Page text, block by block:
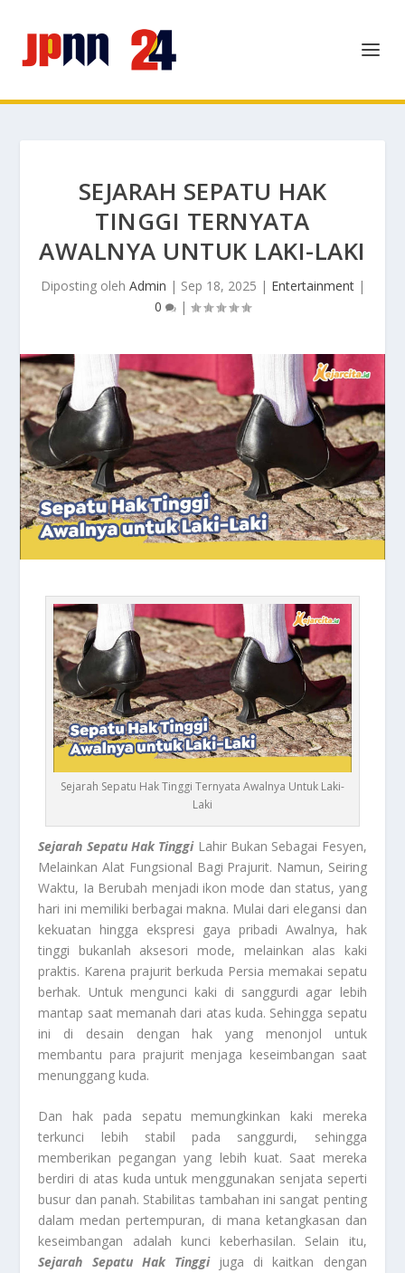
SEJARAH SEPATU HAK
TINGGI TERNYATA
AWALNYA UNTUK LAKI-LAKI
Diposting oleh Admin | Sep 18, 2025 | Entertainment|
0
|
Sejarah Sepatu Hak Tinggi Ternyata Awalnya Untuk Laki-
Laki
Sejarah Sepatu Hak TinggiLahir Bukan Sebagai Fesyen,
Melainkan Alat Fungsional Bagi Prajurit. Namun, Seiring
Waktu, Ia Berubah menjadi ikon mode dan status, yang
hari ini memiliki berbagai makna. Mulai dari elegansi dan
kekuatan hingga ekspresi gaya pribadi Awalnya, hak
tinggi bukanlah aksesori mode, melainkan alas kaki
praktis. Karena prajurit berkuda Persia memakai sepatu
berhak. Untuk mengunci kaki di sanggurdi agar lebih
mantap saat memanah dari atas kuda. Sehingga sepatu
ini di desain dengan hak yang menonjol untuk
membantu para prajurit menjaga keseimbangan saat
menunggang kuda.
Dan hak pada sepatu memungkinkan kaki mereka
terkunci lebih stabil pada sanggurdi, sehingga
memberikan pegangan yang lebih kuat. Saat mereka
berdiri di atas kuda untuk menggunakan senjata seperti
busur dan panah. Stabilitas tambahan ini sangat penting
dalam medan pertempuran, di mana ketangkasan dan
keseimbangan adalah kunci keberhasilan. Selain itu,
Sejarah Sepatu Hak Tinggijuga di kaitkan dengan